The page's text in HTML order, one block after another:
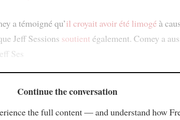
a témoigné qu’il croyait avoir été limogéà
Jeff Sessions soutient également. Comey a
Ses
Continue the conversation
the full content — and understand how